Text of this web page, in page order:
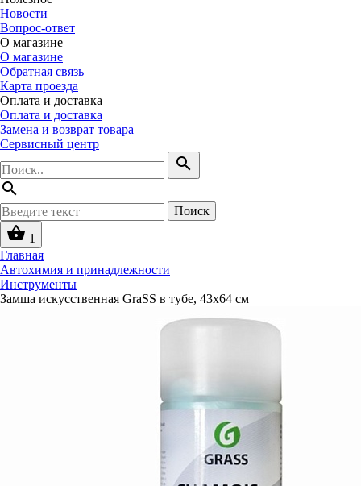
Новости
Вопрос-ответ
О магазине
О магазине
Обратная связь
Карта проезда
Оплата и доставка
Оплата и доставка
Замена и возврат товара
Сервисный центр
search
search
Поиск
shopping_basket 1
Главная
Автохимия и принадлежности
Инструменты
Замша искусственная GraSS в тубе, 43х64 см